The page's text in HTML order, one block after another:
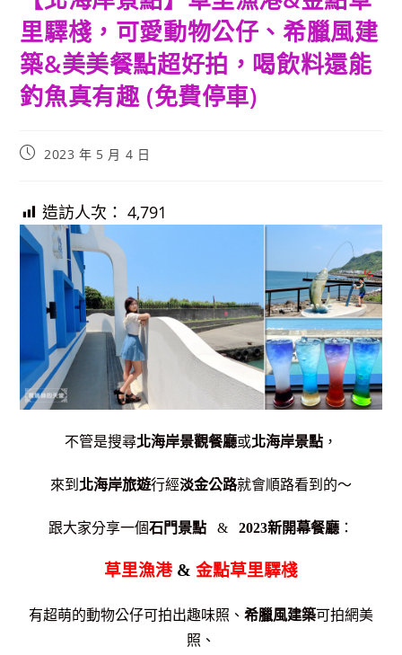
里驛棧，可愛動物公仔、希臘風建
築&美美餐點超好拍，喝飲料還能
釣魚真有趣 (免費停車)
Post2023 年 5 月 4 日
造訪人次： 4,791
不管是搜尋北海岸景觀餐廳或北海岸景點 ，
來到 北海岸旅遊行經淡金公路就會順路看到的～
跟大家分享一個石門景點 & 2023新開幕餐廳 ：
草里漁港 & 金點草里驛棧
有超萌的動物公仔可拍出趣味照、 希臘風建築可拍網美
照、